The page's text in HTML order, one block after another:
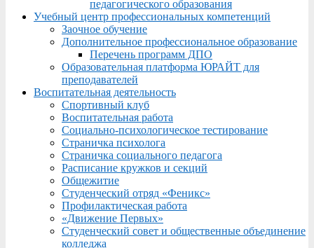
педагогического образования
Учебный центр профессиональных компетенций
Заочное обучение
Дополнительное профессиональное образование
Перечень программ ДПО
Образовательная платформа ЮРАЙТ для
преподавателей
Воспитательная деятельность
Спортивный клуб
Воспитательная работа
Социально-психологическое тестирование
Страничка психолога
Страничка социального педагога
Расписание кружков и секций
Общежитие
Студенческий отряд «Феникс»
Профилактическая работа
«Движение Первых»
Студенческий совет и общественные объединение
колледжа